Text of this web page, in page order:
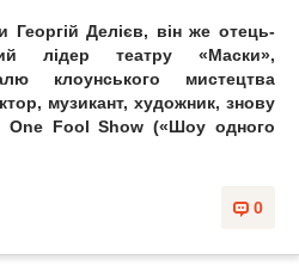
Георгій Делієв, він же отець-
лідер театру «Маски»,
клоунського мистецтва
музикант, художник, знову
One Fool Show («Шоу одного
0